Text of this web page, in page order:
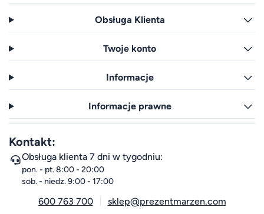
Obsługa Klienta
Twoje konto
Informacje
Informacje prawne
Kontakt:
Obsługa klienta 7 dni w tygodniu:
pon. - pt. 8:00 - 20:00
sob. - niedz. 9:00 - 17:00
600 763 700 sklep@prezentmarzen.com